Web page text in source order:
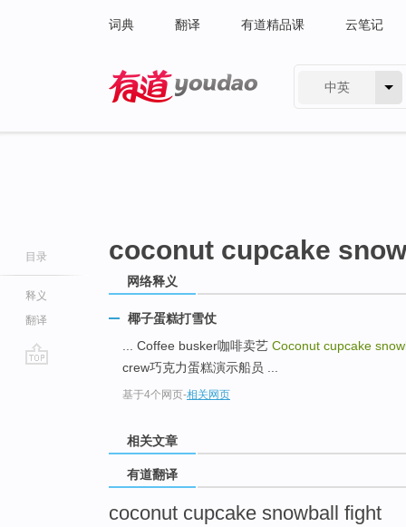
词典 翻译 有道精品课 云笔记
中英
目录
释义
翻译
coconut cupcake
网络释义
椰子蛋糕打雪仗
... Coffee busker咖啡卖艺 Coconut cupcake
crew巧克力蛋糕演示船员 ...
基于4个网页-相关网页
相关文章
有道翻译
coconut cupcake snowball fight